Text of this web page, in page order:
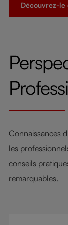
Découvrez-le
Connaissances
les
conseils
remarquables.